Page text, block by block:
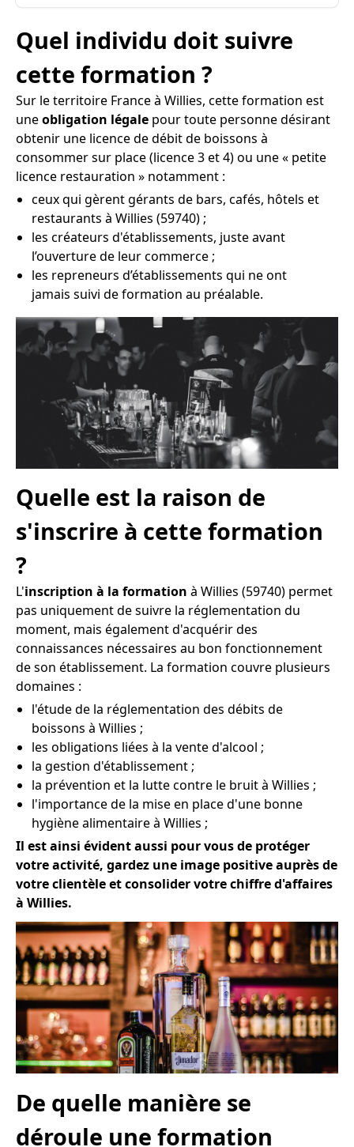
Quel individu doit suivre
cette formation ?
Sur le territoire France à Willies, cette formation est
uneobligation légale pour toute personne désirant
obtenir une licence de débit de boissons à
consommer sur place (licence 3 et 4) ou une « petite
licence restauration » notamment :
ceux qui gèrent gérants de bars, cafés, hôtels et
restaurants à Willies (59740) ;
les créateurs d'établissements, juste avant
l’ouverture de leur commerce ;
les repreneurs d’établissements qui ne ont
jamais suivi de formation au préalable.
Quelle est la raison de
s'inscrire à cette formation
?
L'inscription à la formation à Willies (59740) permet
pas uniquement de suivre la réglementation du
moment, mais également d'acquérir des
connaissances nécessaires au bon fonctionnement
de son établissement. La formation couvre plusieurs
domaines :
l'étude de la réglementation des débits de
boissons à Willies ;
les obligations liées à la vente d'alcool ;
la gestion d'établissement ;
la prévention et la lutte contre le bruit à Willies ;
l'importance de la mise en place d'une bonne
hygiène alimentaire à Willies ;
Il est ainsi évident aussi pour vous de protéger
votre activité, gardez une image positive auprès de
votre clientèle et consolider votre chiffre d'affaires
à Willies.
De quelle manière se
déroule une formation